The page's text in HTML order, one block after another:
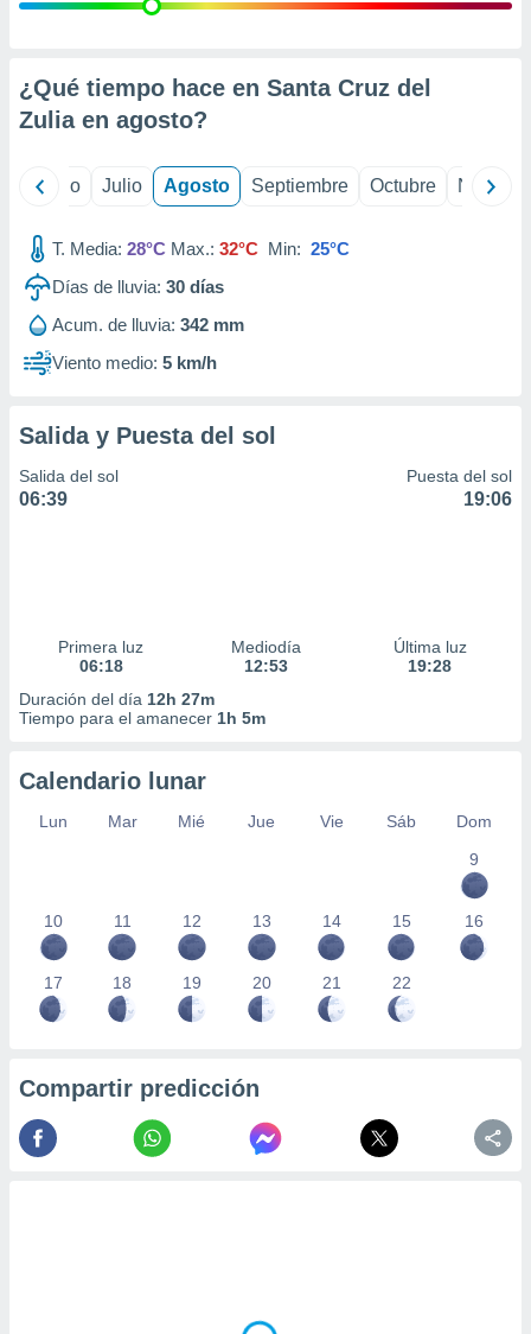
e
mediante
publicidad
de
1199
¿Qué tiempo hace en Santa Cruz del
Zulia en agosto?
Junio Julio Agosto Septiembre Octubre
T. Media: 28°C Max.: 32°C Min: 25°C
Días de lluvia: 30 días
Acum. de lluvia: 342 mm
Viento medio: 5 km/h
Salida y Puesta del sol
Salida del sol
06:39
Puesta del sol
19:06
Primera luz
06:18
Mediodía
12:53
Última luz
19:28
Duración del día 12h 27m
Tiempo para el amanecer 1h 5m
Calendario lunar
Lun Mar Mié Jue Vie Sáb
Dom
9
10 11 12 13 14 15 16
17 18 19 20 21 22
Compartir predicción